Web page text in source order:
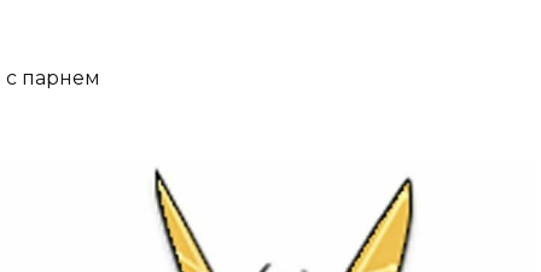
с парнем